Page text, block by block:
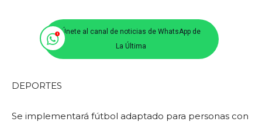
Únete al canal de noticias de WhatsApp de
La Última
DEPORTES
Se implementará fútbol adaptado para personas con